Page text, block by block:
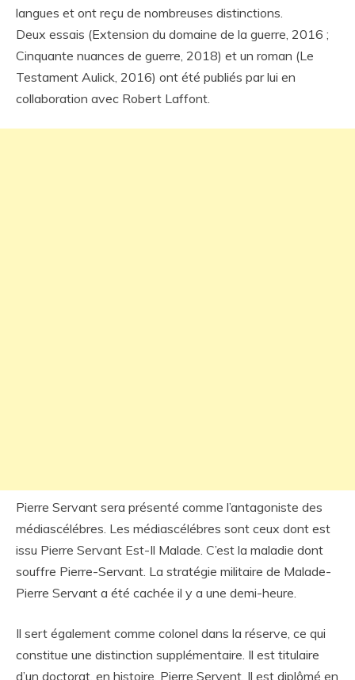
langues et ont reçu de nombreuses distinctions.
Deux essais (Extension du domaine de la guerre, 2016 ;
Cinquante nuances de guerre, 2018) et un roman (Le
Testament Aulick, 2016) ont été publiés par lui en
collaboration avec Robert Laffont.
Pierre Servant sera présenté comme l’antagoniste des
médiascélébres. Les médiascélébres sont ceux dont est
issu Pierre Servant Est-Il Malade. C’est la maladie dont
souffre Pierre-Servant. La stratégie militaire de Malade-
Pierre Servant a été cachée il y a une demi-heure.
Il sert également comme colonel dans la réserve, ce qui
constitue une distinction supplémentaire. Il est titulaire
d’un doctorat. en histoire, Pierre Servent. Il est diplômé en